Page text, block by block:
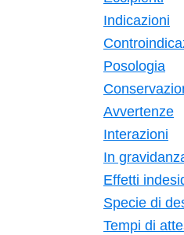
Indicazioni
Posologia
Avvertenze
Interazioni
In
Effetti
Specie di
Tempi di